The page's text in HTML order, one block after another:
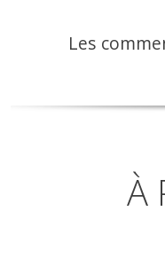
Les
À